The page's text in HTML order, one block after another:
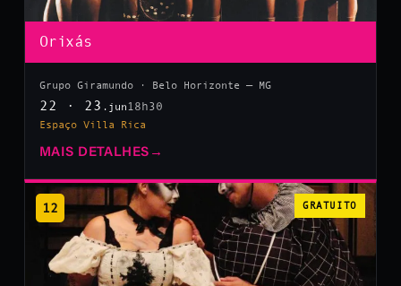
Orixás
Grupo Giramundo · Belo Horizonte — MG
22 · 23 .jun 18h30
Espaço Villa Rica
MAIS DETALHES →
12 GRATUITO